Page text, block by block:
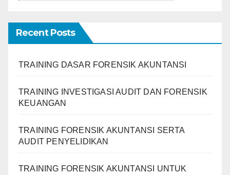
Recent Posts
TRAINING DASAR FORENSIK AKUNTANSI
TRAINING INVESTIGASI AUDIT DAN FORENSIK
KEUANGAN
TRAINING FORENSIK AKUNTANSI SERTA
AUDIT PENYELIDIKAN
TRAINING FORENSIK AKUNTANSI UNTUK